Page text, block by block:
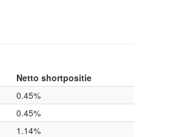
Netto shortpositie
0.45%
0.45%
1.14%